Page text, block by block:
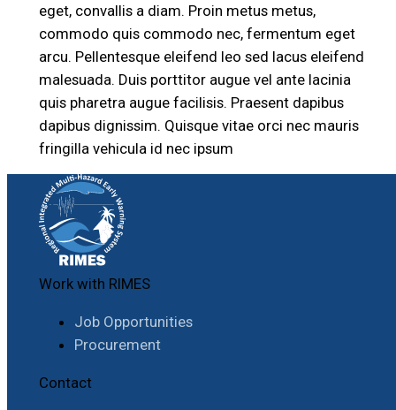
eget, convallis a diam. Proin metus metus,
commodo quis commodo nec, fermentum eget
arcu. Pellentesque eleifend leo sed lacus eleifend
malesuada. Duis porttitor augue vel ante lacinia
quis pharetra augue facilisis. Praesent dapibus
dapibus dignissim. Quisque vitae orci nec mauris
fringilla vehicula id nec ipsum
Work with RIMES
Job Opportunities
Procurement
Contact